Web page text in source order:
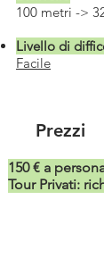
100 metri ->
Livello di
Facile
Prezzi
150 € a
Tour Privati: